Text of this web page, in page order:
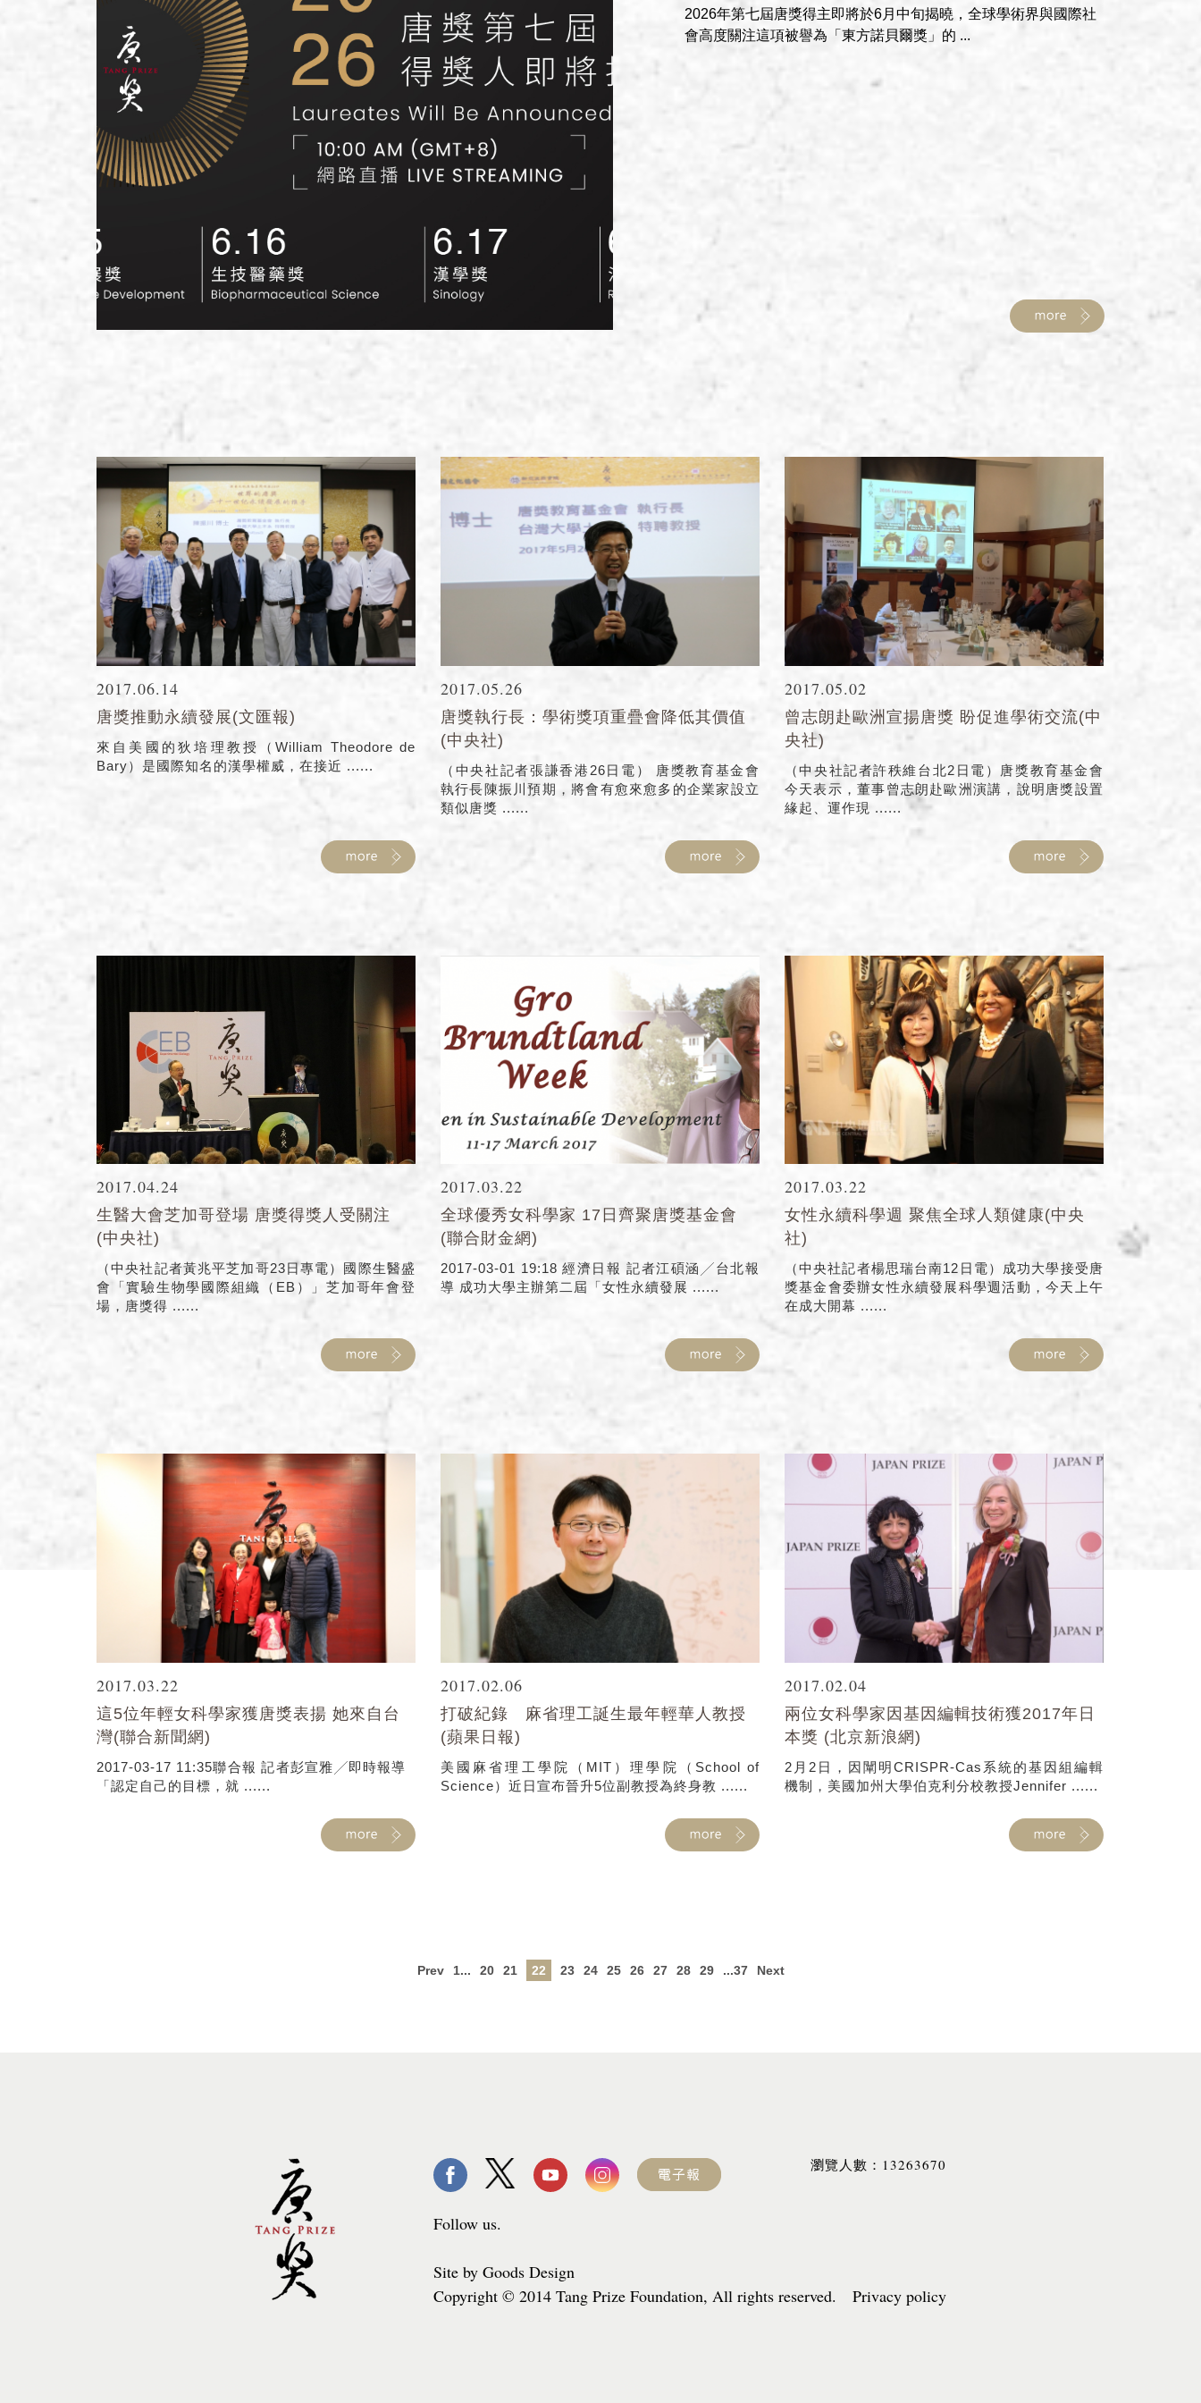
2026年第七屆唐獎得主即將於6月中旬揭曉，全球學術界與國際社
會高度關注這項被譽為「東方諾貝爾獎」的 ...
2017.06.14
唐獎推動永續發展(文匯報)
來自美國的狄培理教授（William Theodore de
Bary）是國際知名的漢學權威，在接近 ......
2017.05.26
唐獎執行長：學術獎項重疊會降低其價值
(中央社)
（中央社記者張謙香港26日電） 唐獎教育基金會
執行長陳振川預期，將會有愈來愈多的企業家設立
類似唐獎 ......
2017.05.02
曾志朗赴歐洲宣揚唐獎 盼促進學術交流(中
央社)
（中央社記者許秩維台北2日電）唐獎教育基金會
今天表示，董事曾志朗赴歐洲演講，說明唐獎設置
緣起、運作現 ......
2017.04.24
生醫大會芝加哥登場 唐獎得獎人受關注
(中央社)
（中央社記者黃兆平芝加哥23日專電）國際生醫盛
會「實驗生物學國際組織（EB）」芝加哥年會登
場，唐獎得 ......
2017.03.22
全球優秀女科學家 17日齊聚唐獎基金會
(聯合財金網)
2017-03-01 19:18 經濟日報 記者江碩涵╱台北報
導 成功大學主辦第二屆「女性永續發展 ......
2017.03.22
女性永續科學週 聚焦全球人類健康(中央
社)
（中央社記者楊思瑞台南12日電）成功大學接受唐
獎基金會委辦女性永續發展科學週活動，今天上午
在成大開幕 ......
2017.03.22
這5位年輕女科學家獲唐獎表揚 她來自台
灣(聯合新聞網)
2017-03-17 11:35聯合報 記者彭宣雅╱即時報導
「認定自己的目標，就 ......
2017.02.06
打破紀錄 麻省理工誕生最年輕華人教授
(蘋果日報)
美國麻省理工學院（MIT）理學院（School of
Science）近日宣布晉升5位副教授為終身教 ......
2017.02.04
兩位女科學家因基因編輯技術獲2017年日
本獎 (北京新浪網)
2月2日，因闡明CRISPR-Cas系統的基因組編輯
機制，美國加州大學伯克利分校教授Jennifer ......
Prev 1... 20 21 22 23 24 25 26 27 28 29 ...37 Next
Follow us.
Site by Goods Design
Copyright © 2014 Tang Prize Foundation, All rights reserved. Privacy policy
瀏覽人數： 13263670